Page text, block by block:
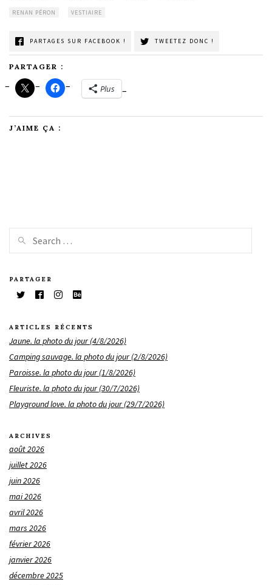
RENAN PÉRON VESTIAIRE
PARTAGES SUR FACEBOOK ! TWEETEZ DONC !
PARTAGER :
Plus
J’AIME ÇA :
PARTAGER
ARTICLES RÉCENTS
Jaune. la photo du jour (4/8/2026)
Camping sauvage. la photo du jour (2/8/2026)
Paroisse. la photo du jour (1/8/2026)
Fleuriste. la photo du jour (30/7/2026)
Playground love. la photo du jour (29/7/2026)
ARCHIVES
août 2026
juillet 2026
juin 2026
mai 2026
avril 2026
mars 2026
février 2026
janvier 2026
décembre 2025